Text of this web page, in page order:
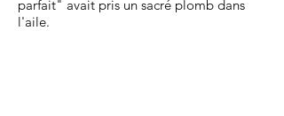
parfait" avait pris un sacré plomb dans
l'aile.